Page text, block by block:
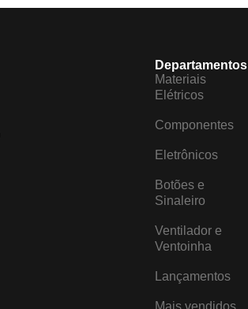
Departamentos
Materiais
Elétricos
Componentes
Eletrônicos
Botões e
Sinaleiro
Ventilador e
Ventoinha
Lançamentos
Mais vendidos